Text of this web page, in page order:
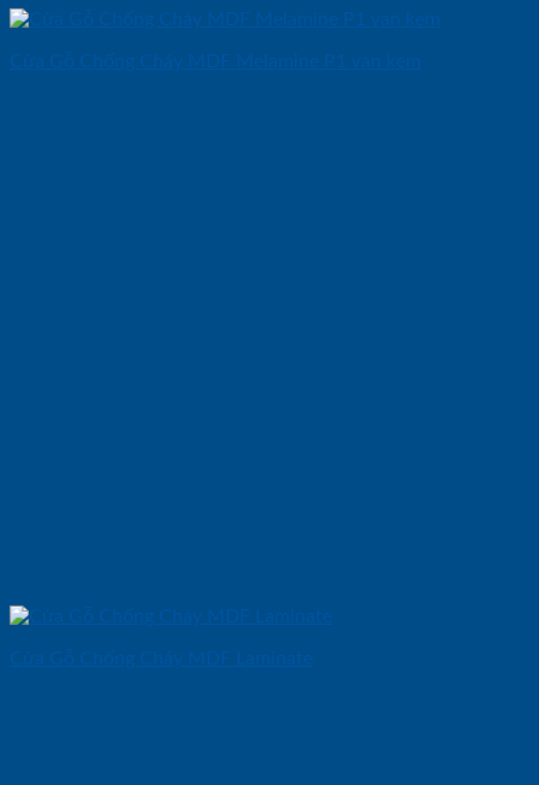
Cửa Gỗ Chống Cháy MDF Melamine P1 van kem
Cửa Gỗ Chống Cháy MDF Laminate